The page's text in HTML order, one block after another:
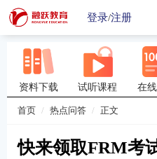
登录/注册
资料下载 试听课程 在
首页 热点问答 正文
快来领取FRM考